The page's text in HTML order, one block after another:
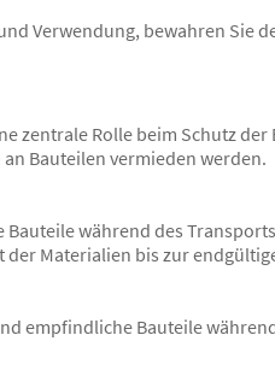
Verwendung, bewahren Sie
zentrale Rolle beim Schutz
Bauteilen vermieden werden.
während des
Materialien bis zur
empfindliche Bauteile